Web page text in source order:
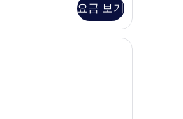
요금 보기
저자극성 침구, 오리/거위털 이불, 셀렉트 컴포